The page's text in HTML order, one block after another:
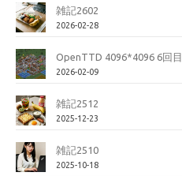
雑記2602
2026-02-28
OpenTTD 4096*4096 6回目
2026-02-09
雑記2512
2025-12-23
雑記2510
2025-10-18